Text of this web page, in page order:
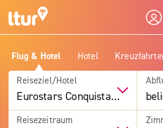
Flug & Hotel Hotel
Reiseziel/Hotel
Eurostars Conquistador
Reisezeitraum